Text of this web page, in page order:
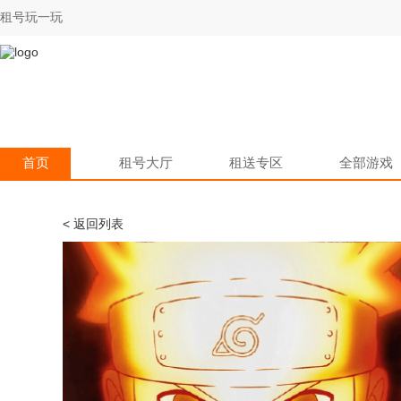
租号玩一玩
首页 租号大厅 租送专区 全部游戏
< 返回列表